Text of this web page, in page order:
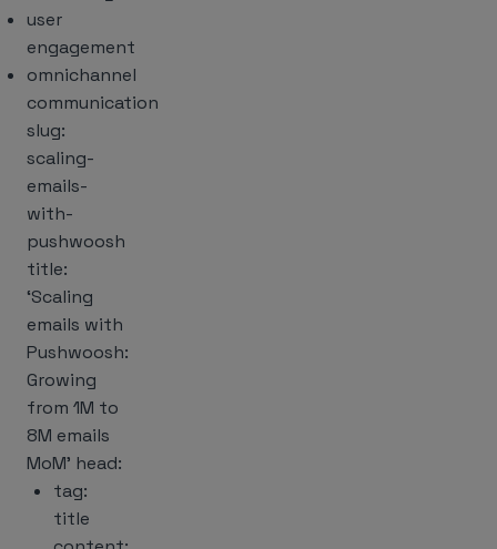
user
engagement
omnichannel
communication
slug:
scaling-
emails-
with-
pushwoosh
title:
‘Scaling
emails with
Pushwoosh:
Growing
from 1M to
8M emails
MoM’ head:
tag:
title